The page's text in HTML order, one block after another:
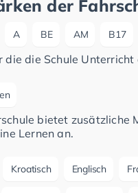
der
A BE AM B17
die die Schule
bietet zusätzliche
Lernen an.
Kroatisch Englisch